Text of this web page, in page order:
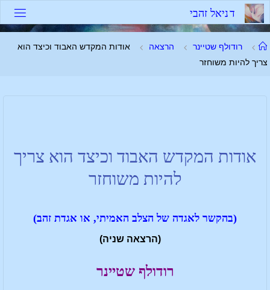
דניאל זהבי
רודולף שטיינר הרצאה
אודות המקדש האבוד וכיצד הוא
צריך להיות משוחזר
אודות המקדש האבוד וכיצד הוא צריך
להיות משוחזר
(בהקשר לאגדה של הצלב האמיתי, או אגדת זהב)
(הרצאה שניה)
רודולף שטיינר